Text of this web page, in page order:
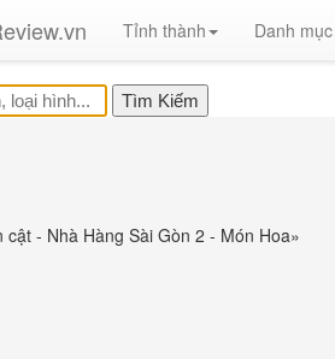
Tỉnh thành Danh mục
cật - Nhà Hàng Sài Gòn 2 - Món Hoa»